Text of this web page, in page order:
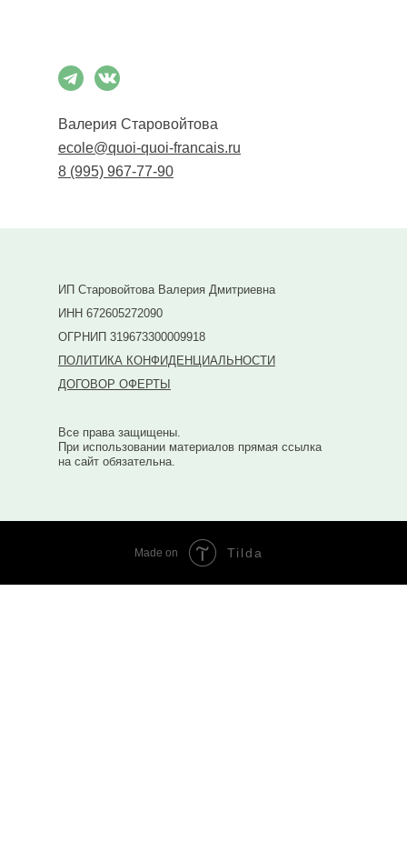
Валерия Старовойтова
ecole@quoi-quoi-francais.ru
8 (995) 967-77-90
ИП Старовойтова Валерия Дмитриевна
ИНН 672605272090
ОГРНИП 319673300009918
ПОЛИТИКА КОНФИДЕНЦИАЛЬНОСТИ
ДОГОВОР ОФЕРТЫ
Все права защищены.
При использовании материалов прямая ссылка
на сайт обязательна.
Made on Tilda